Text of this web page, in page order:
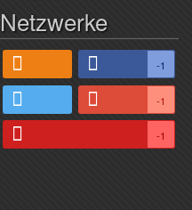
Netzwerke
-1
-1
-1